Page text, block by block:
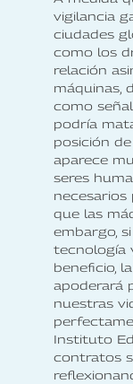
vigilancia
ciudades
como los
relación
máquinas,
como
podría
posición
aparece
seres
necesarios
que las
embargo,
tecnología
beneficio,
apoderará
nuestras
Instituto
contratos